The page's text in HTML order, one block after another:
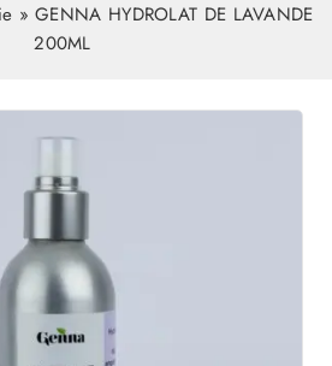
»GENNA HYDROLAT DE LAVANDE
200ML